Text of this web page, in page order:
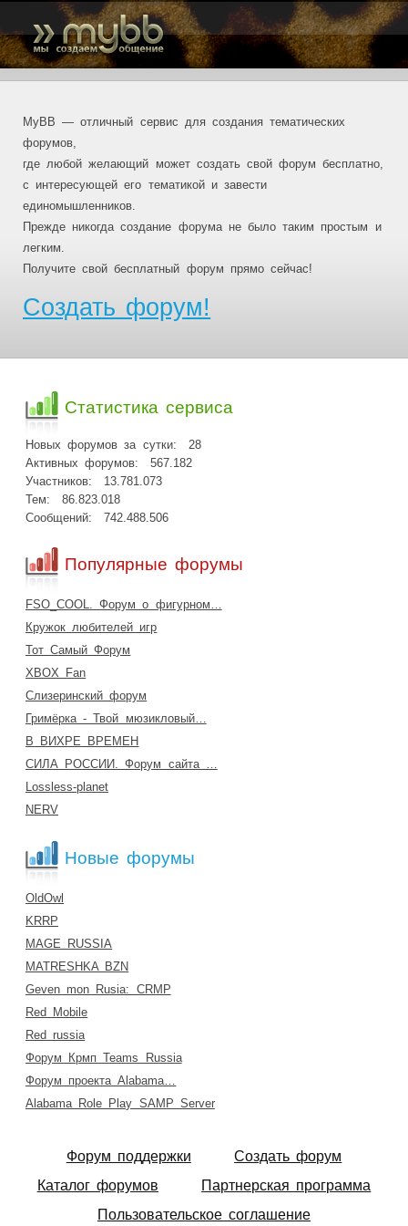
MyBB — отличный сервис для создания тематических
форумов,
где любой желающий может создать свой форум бесплатно,
с интересующей его тематикой и завести
единомышленников.
Прежде никогда создание форума не было таким простым и
легким.
Получите свой бесплатный форум прямо сейчас!
Создать форум!
Статистика сервиса
Новых форумов за сутки:
28
Активных форумов:
567.182
Участников:
13.781.073
Тем:
86.823.018
Сообщений:
742.488.506
Популярные форумы
FSO_COOL. Форум о фигурном…
Кружок любителей игр
Тот Самый Форум
XBOX Fan
Слизеринский форум
Гримёрка - Твой мюзикловый…
В ВИХРЕ ВРЕМЕН
СИЛА РОССИИ. Форум сайта …
Lossless-planet
NERV
Новые форумы
OldOwl
KRRP
MAGE RUSSIA
MATRESHKA BZN
Geven mon Rusia: CRMP
Red Mobile
Red russia
Форум Крмп Teams Russia
Форум проекта Alabama…
Alabama Role Play SAMP Server
Форум поддержки
Создать форум
Каталог форумов
Партнерская программа
Пользовательское соглашение